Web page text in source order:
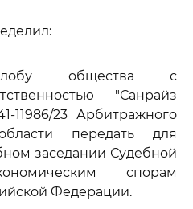
общества с
"Санрайз
11986/23 Арбитражного
передать для
заседании Судебной
спорам
Федерации.